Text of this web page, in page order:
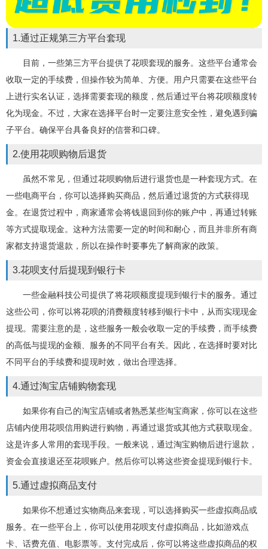
1.通过正规第三方平台套现
目前，一些第三方平台提供了花呗套现的服务。这些平台通常会
收取一定的手续费，但操作较为简单、方便。用户只需要在这些平台
上进行实名认证，选择需要套现的额度，然后通过平台将花呗额度转
化为现金。不过，大家在选择平台时一定要注意安全性，避免遇到骗
子平台。确保平台具备良好的信誉和口碑。
2.使用花呗购物后退货
虽然不常见，但通过花呗购物后进行退货也是一种套现方式。在
一些电商平台，你可以选择购买商品，然后通过退货的方式获得现
金。在退货过程中，商家通常会将钱退回到你的账户中，再通过转账
等方式提取现金。这种方法需要一定的时间和耐心，而且并非所有商
家都支持退货退款，所以在操作时要事先了解商家的政策。
3.花呗支付后提现到银行卡
一些金融科技公司提供了将花呗额度提现到银行卡的服务。通过
这些公司，你可以将花呗的消费额度转移到银行卡中，从而实现现金
提现。需要注意的是，这些服务一般会收取一定的手续费，而手续费
的高低与提现的金额、服务的不同平台有关。因此，在选择时要对比
不同平台的手续费和提现时效，做出合理选择。
4.通过淘宝店铺购物套现
如果你有自己的淘宝店铺或者熟悉某些淘宝商家，你可以在这些
店铺内使用花呗信用购进行购物，再通过退货或其他方式获取现金。
这是许多人常用的套现手段。一般来说，通过淘宝购物后进行退款，
资金会直接退还至花呗账户。然后你可以将这些资金提现到银行卡。
5.通过虚拟商品支付
如果你不想通过实物商品来套现，可以选择购买一些虚拟商品或
服务。在一些平台上，你可以使用花呗支付虚拟商品，比如游戏点
卡、话费充值、电影票等。支付完成后，你可以将这些虚拟商品的权